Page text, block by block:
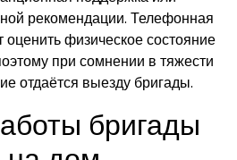
рекомендации. Телефонная
оценить физическое состояние
при сомнении в тяжести
отдаётся выезду бригады.
бригады